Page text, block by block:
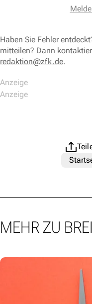
Haben Sie Fehler
mitteilen? Dann
redaktion@zfk.de.
MEHR ZU